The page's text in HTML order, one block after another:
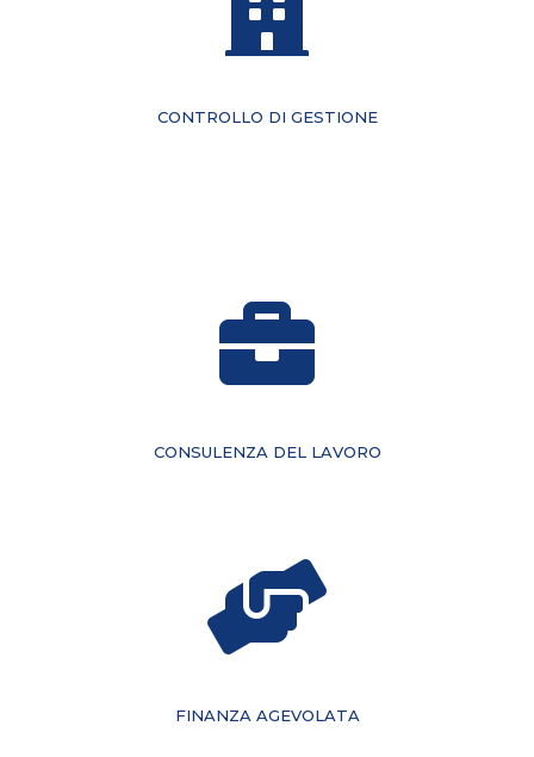
CONTROLLO DI GESTIONE
CONSULENZA DEL LAVORO
FINANZA AGEVOLATA